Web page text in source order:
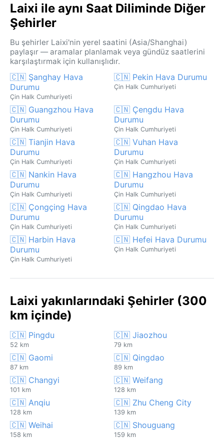
Laixi ile aynı Saat Diliminde Diğer
Şehirler
Bu şehirler Laixi'nin yerel saatini (Asia/Shanghai)
paylaşır — aramalar planlamak veya gündüz saatlerini
karşılaştırmak için kullanışlıdır.
🇨🇳 Şanghay Hava
Durumu
Çin Halk Cumhuriyeti
🇨🇳 Pekin Hava Durumu
Çin Halk Cumhuriyeti
🇨🇳 Guangzhou Hava
Durumu
Çin Halk Cumhuriyeti
🇨🇳 Çengdu Hava
Durumu
Çin Halk Cumhuriyeti
🇨🇳 Tianjin Hava
Durumu
Çin Halk Cumhuriyeti
🇨🇳 Vuhan Hava
Durumu
Çin Halk Cumhuriyeti
🇨🇳 Nankin Hava
Durumu
Çin Halk Cumhuriyeti
🇨🇳 Hangzhou Hava
Durumu
Çin Halk Cumhuriyeti
🇨🇳 Çongçing Hava
Durumu
Çin Halk Cumhuriyeti
🇨🇳 Qingdao Hava
Durumu
Çin Halk Cumhuriyeti
🇨🇳 Harbin Hava
Durumu
Çin Halk Cumhuriyeti
🇨🇳 Hefei Hava Durumu
Çin Halk Cumhuriyeti
Laixi yakınlarındaki Şehirler (300
km içinde)
🇨🇳 Pingdu
52 km
🇨🇳 Jiaozhou
79 km
🇨🇳 Gaomi
87 km
🇨🇳 Qingdao
89 km
🇨🇳 Changyi
101 km
🇨🇳 Weifang
128 km
🇨🇳 Anqiu
128 km
🇨🇳 Zhu Cheng City
139 km
🇨🇳 Weihai
158 km
🇨🇳 Shouguang
159 km